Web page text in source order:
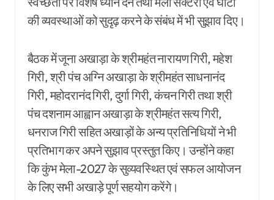
की व्यवस्थाओं को सुदृढ़ करने के संबंध में भी सुझाव दिए।
बैठक में जूना अखाड़ा के श्रीमहंत नारायण गिरी, महेश
गिरी, श्री पंच अग्नि अखाड़ा के श्रीमहंत साधनानंद
गिरी, महोदरानंद गिरी, दुर्गा गिरी, कंचन गिरी तथा श्री
पंच दशनाम आह्वान अखाड़ा के श्रीमहंत सत्य गिरी,
धनराज गिरी सहित अखाड़ों के अन्य प्रतिनिधियों ने भी
प्रतिभाग कर अपने सुझाव प्रस्तुत किए। उन्होंने कहा
कि कुंभ मेला-2027 के सुव्यवस्थित एवं सफल आयोजन
के लिए सभी अखाड़े पूर्ण सहयोग करेंगे।